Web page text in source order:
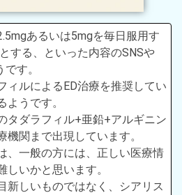
あるいは5mgを毎日服用す
する、といった内容のSNSや
す。
ィルによるED治療を推奨してい
ようです。
タダラフィル+亜鉛+アルギニン
関まで出現しています。
、一般の方には、正しい医療情
いかと思います。
新しいものではなく、シアリス